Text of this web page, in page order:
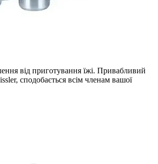
від приготування їжі. Привабливий
сподобається всім членам вашої